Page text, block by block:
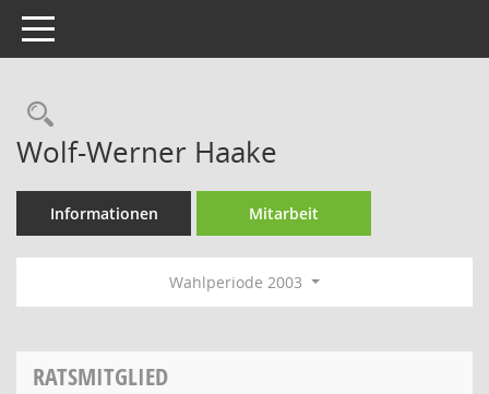
Toggle navigation
Rechercheauswahl
Wolf-Werner Haake
Informationen Mitarbeit
Wahlperiode 2003
RATSMITGLIED